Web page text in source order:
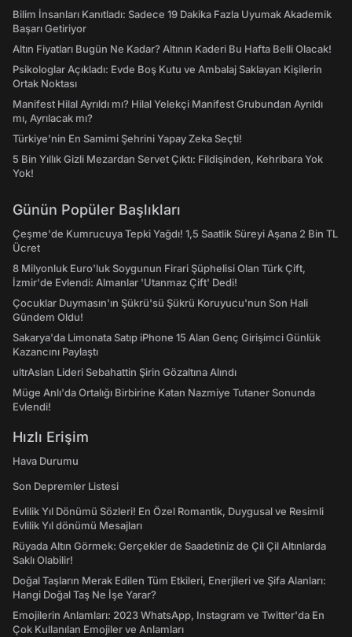
Bilim İnsanları Kanıtladı: Sadece 19 Dakika Fazla Uyumak Akademik
Başarı Getiriyor
Altın Fiyatları Bugün Ne Kadar? Altının Kaderi Bu Hafta Belli Olacak!
Psikologlar Açıkladı: Evde Boş Kutu ve Ambalaj Saklayan Kişilerin
Ortak Noktası
Manifest Hilal Ayrıldı mı? Hilal Yelekçi Manifest Grubundan Ayrıldı
mı, Ayrılacak mı?
Türkiye'nin En Samimi Şehrini Yapay Zeka Seçti!
5 Bin Yıllık Gizli Mezardan Servet Çıktı: Fildişinden, Kehribara Yok
Yok!
Günün Popüler Başlıkları
Çeşme'de Kumrucuya Tepki Yağdı! 1,5 Saatlik Süreyi Aşana 2 Bin TL
Ücret
8 Milyonluk Euro'luk Soygunun Firari Şüphelisi Olan Türk Çift,
İzmir'de Evlendi: Almanlar 'Utanmaz Çift' Dedi!
Çocuklar Duymasın'ın Şükrü'sü Şükrü Koruyucu'nun Son Hali
Gündem Oldu!
Sakarya'da Limonata Satıp iPhone 15 Alan Genç Girişimci Günlük
Kazancını Paylaştı
ultrAslan Lideri Sebahattin Şirin Gözaltına Alındı
Müge Anlı'da Ortalığı Birbirine Katan Nazmiye Tutaner Sonunda
Evlendi!
Hızlı Erişim
Hava Durumu
Son Depremler Listesi
Evlilik Yıl Dönümü Sözleri! En Özel Romantik, Duygusal ve Resimli
Evlilik Yıl dönümü Mesajları
Rüyada Altın Görmek: Gerçekler de Saadetiniz de Çil Çil Altınlarda
Saklı Olabilir!
Doğal Taşların Merak Edilen Tüm Etkileri, Enerjileri ve Şifa Alanları:
Hangi Doğal Taş Ne İşe Yarar?
Emojilerin Anlamları: 2023 WhatsApp, Instagram ve Twitter'da En
Çok Kullanılan Emojiler ve Anlamları